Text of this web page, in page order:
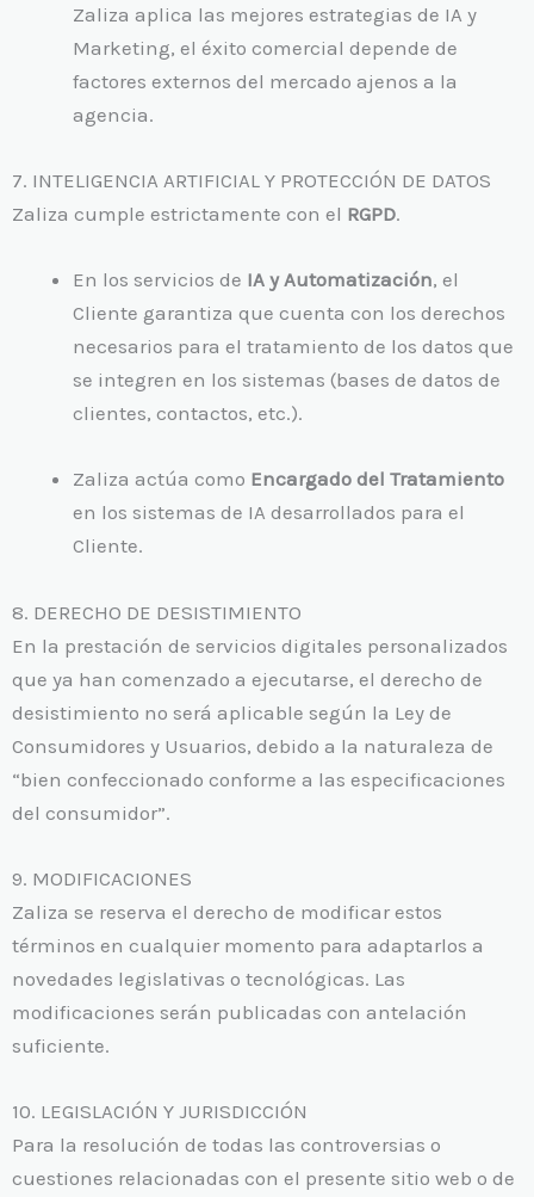
Zaliza aplica las mejores estrategias de IA y
Marketing, el éxito comercial depende de
factores externos del mercado ajenos a la
agencia.
7. INTELIGENCIA ARTIFICIAL Y PROTECCIÓN DE DATOS
Zaliza cumple estrictamente con el RGPD.
En los servicios de IA y Automatización, el
Cliente garantiza que cuenta con los derechos
necesarios para el tratamiento de los datos que
se integren en los sistemas (bases de datos de
clientes, contactos, etc.).
Zaliza actúa como Encargado del Tratamiento
en los sistemas de IA desarrollados para el
Cliente.
8. DERECHO DE DESISTIMIENTO
En la prestación de servicios digitales personalizados
que ya han comenzado a ejecutarse, el derecho de
desistimiento no será aplicable según la Ley de
Consumidores y Usuarios, debido a la naturaleza de
“bien confeccionado conforme a las especificaciones
del consumidor”.
9. MODIFICACIONES
Zaliza se reserva el derecho de modificar estos
términos en cualquier momento para adaptarlos a
novedades legislativas o tecnológicas. Las
modificaciones serán publicadas con antelación
suficiente.
10. LEGISLACIÓN Y JURISDICCIÓN
Para la resolución de todas las controversias o
cuestiones relacionadas con el presente sitio web o de